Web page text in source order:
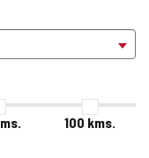
100 kms.